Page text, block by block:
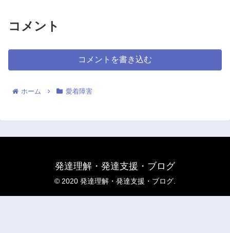
コメント
コメントを書き込む
ホーム 愛着障害
発達理解・発達支援・ブログ
© 2020 発達理解・発達支援・ブログ.